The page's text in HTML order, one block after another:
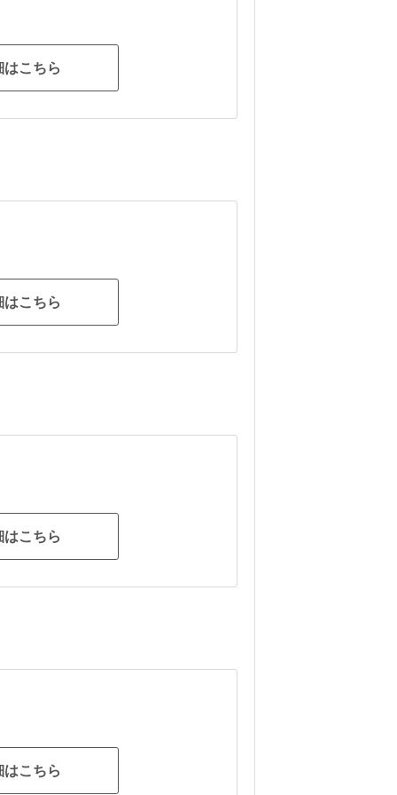
はこちら
はこちら
はこちら
はこちら